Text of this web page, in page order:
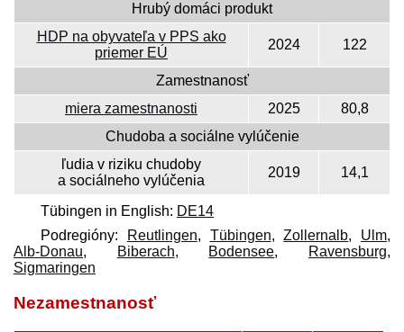
Hrubý domáci produkt
HDP na obyvateľa v PPS ako
priemer EÚ
2024 122
Zamestnanosť
miera zamestnanosti
2025
80,8
Chudoba a sociálne vylúčenie
ľudia v riziku chudoby
a sociálneho vylúčenia
2019 14,1
Tübingen in English: DE14
Podregióny:
Reutlingen, Tübingen,Zollernalb, Ulm,
Alb-Donau, Biberach, Bodensee, Ravensburg,
Sigmaringen
Nezamestnanosť